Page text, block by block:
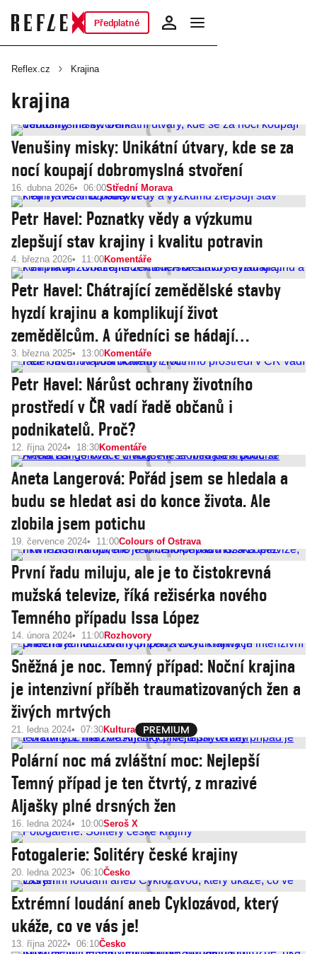
Předplatné
Reflex.cz Krajina
krajina
Venušiny misky: Unikátní útvary, kde se za
nocí koupají dobromyslná stvoření
16. dubna 2026 06:00Střední Morava
Petr Havel: Poznatky vědy a výzkumu
zlepšují stav krajiny i kvalitu potravin
4. března 2026 11:00Komentáře
Petr Havel: Chátrající zemědělské stavby
hyzdí krajinu a komplikují život
zemědělcům. A úředníci se hádají…
3. března 2025 13:00Komentáře
Petr Havel: Nárůst ochrany životního
prostředí v ČR vadí řadě občanů i
podnikatelů. Proč?
12. října 2024 18:30Komentáře
Aneta Langerová: Pořád jsem se hledala a
budu se hledat asi do konce života. Ale
zlobila jsem potichu
19. července 2024 11:00Colours of Ostrava
První řadu miluju, ale je to čistokrevná
mužská televize, říká režisérka nového
Temného případu Issa López
14. února 2024 11:00Rozhovory
Sněžná je noc. Temný případ: Noční krajina
je intenzivní příběh traumatizovaných žen a
živých mrtvých
21. ledna 2024 07:30Kultura
Polární noc má zvláštní moc: Nejlepší
Temný případ je ten čtvrtý, z mrazivé
Aljašky plné drsných žen
16. ledna 2024 10:00Seroš X
Fotogalerie: Solitéry české krajiny
20. ledna 2023 06:10Česko
Extrémní loudání aneb Cyklozávod, který
ukáže, co ve vás je!
13. října 2022 06:10Česko